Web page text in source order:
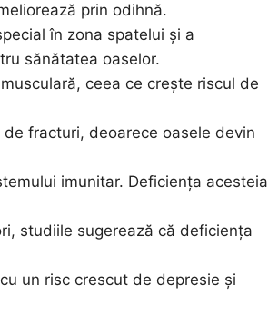
prin odihnă.
în zona spatelui și a
sănătatea oaselor.
ceea ce crește riscul de
fracturi, deoarece oasele devin
imunitar. Deficiența acesteia
studiile sugerează că deficiența
un risc crescut de depresie și